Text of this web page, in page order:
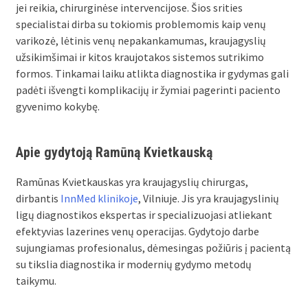
jei reikia, chirurginėse intervencijose. Šios srities
specialistai dirba su tokiomis problemomis kaip venų
varikozė, lėtinis venų nepakankamumas, kraujagyslių
užsikimšimai ir kitos kraujotakos sistemos sutrikimo
formos. Tinkamai laiku atlikta diagnostika ir gydymas gali
padėti išvengti komplikacijų ir žymiai pagerinti paciento
gyvenimo kokybę.
Apie gydytoją Ramūną Kvietkauską
Ramūnas Kvietkauskas yra kraujagyslių chirurgas,
dirbantis InnMed klinikoje, Vilniuje. Jis yra kraujagyslinių
ligų diagnostikos ekspertas ir specializuojasi atliekant
efektyvias lazerines venų operacijas. Gydytojo darbe
sujungiamas profesionalus, dėmesingas požiūris į pacientą
su tikslia diagnostika ir modernių gydymo metodų
taikymu.